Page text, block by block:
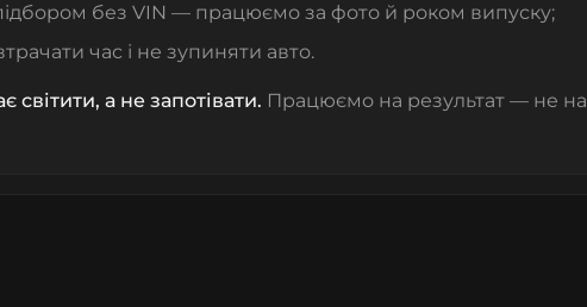
без VIN — працюємо за фото й роком випуску;
час і не зупиняти авто.
світити, а не запотівати. Працюємо на результат — не на